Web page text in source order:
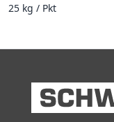
25 kg / Pkt